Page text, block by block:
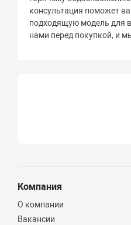
консультация поможет
подходящую модель для
нами перед покупкой, и
Компания
О компании
Вакансии